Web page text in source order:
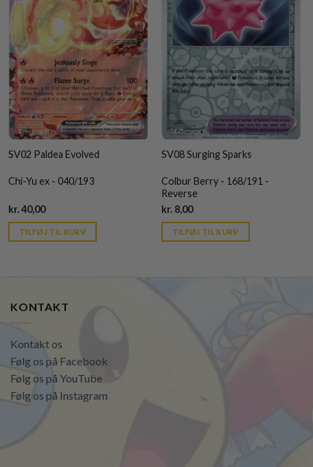
SV02 Paldea Evolved
Chi-Yu ex - 040/193
kr.40,00Current
is:
kr. 39,95.
TILFØJ TIL KURV
SV08 Surging Sparks
Colbur Berry - 168/191 -
Reverse
kr.8,00Current
is:
kr. 39,95.
TILFØJ TIL KURV
KONTAKT
Kontakt os
Følg os på Facebook
Følg os på YouTube
Følg os på Instagram